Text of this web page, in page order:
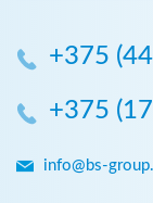
+375
+375
info@bs-